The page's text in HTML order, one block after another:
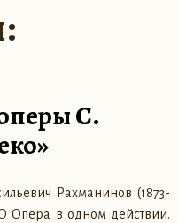
С.
Рахманинов (1873-
Опера в одном действии.